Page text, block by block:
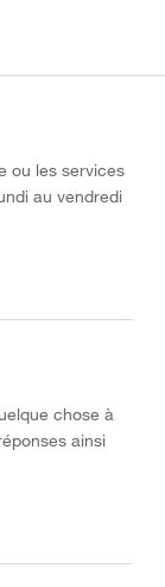
ou les services
au vendredi
chose à
ainsi